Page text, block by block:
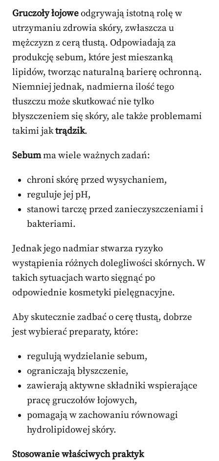
Gruczoły łojoweodgrywają istotną rolę w
utrzymaniu zdrowia skóry, zwłaszcza u
mężczyzn z cerą tłustą. Odpowiadają za
produkcję sebum, które jest mieszanką
lipidów, tworząc naturalną barierę ochronną.
Niemniej jednak, nadmierna ilość tego
tłuszczu może skutkować nie tylko
błyszczeniem się skóry, ale także problemami
takimi jaktrądzik.
Sebumma wiele ważnych zadań:
chroni skórę przed wysychaniem,
reguluje jej pH,
stanowi tarczę przed zanieczyszczeniami i
bakteriami.
Jednak jego nadmiar stwarza ryzyko
wystąpienia różnych dolegliwości skórnych. W
takich sytuacjach warto sięgnąć po
odpowiednie kosmetyki pielęgnacyjne.
Aby skutecznie zadbać o cerę tłustą, dobrze
jest wybierać preparaty, które:
regulują wydzielanie sebum,
ograniczają błyszczenie,
zawierają aktywne składniki wspierające
pracę gruczołów łojowych,
pomagają w zachowaniu równowagi
hydrolipidowej skóry.
Stosowanie właściwych praktyk